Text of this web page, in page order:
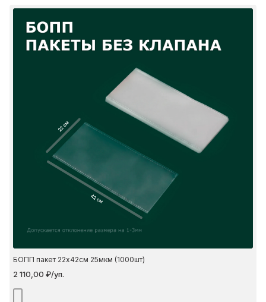
22 см
42 см
БОПП пакет 22х42см 25мкм (1000шт)
2 110,00 ₽/уп.